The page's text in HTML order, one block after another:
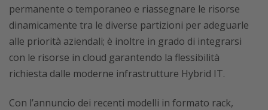
permanente o temporaneo e riassegnare le risorse
dinamicamente tra le diverse partizioni per adeguarle
alle priorità aziendali; è inoltre in grado di integrarsi
con le risorse in cloud garantendo la flessibilità
richiesta dalle moderne infrastrutture Hybrid IT.
Con l’annuncio dei recenti modelli in formato rack,